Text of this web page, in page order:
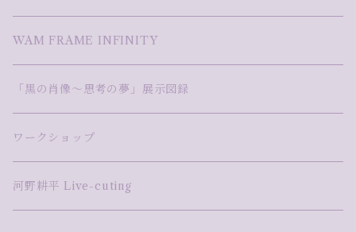
WAM FRAME INFINITY
「黒の肖像～思考の夢」展示図録
ワークショップ
河野耕平 Live-cuting